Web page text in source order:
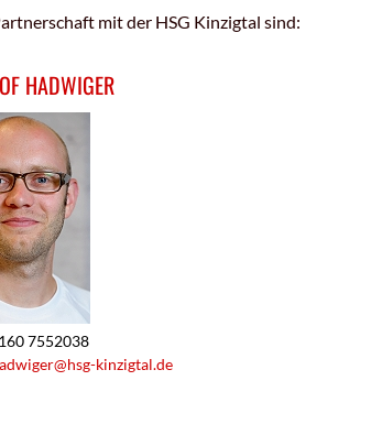
mit der HSG Kinzigtal sind:
HADWIGER
7552038
kinzigtal.de